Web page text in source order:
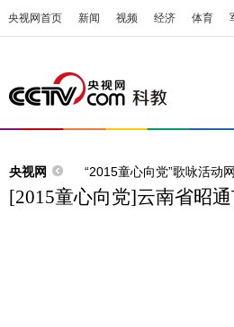
央视网首页 新闻 视频 经济 体育
央视网 “2015童心向党”歌咏活动
[2015童心向党]云南省昭